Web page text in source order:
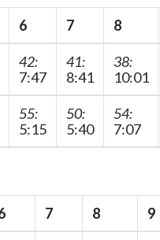
6 7 8
42:
7:47
41:
8:41
38:
10:01
55:
5:15
50:
5:40
54:
7:07
7 8 9